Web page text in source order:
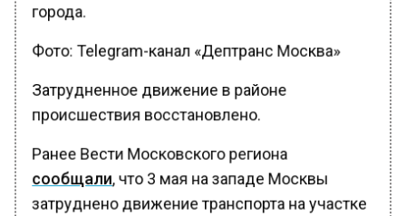
города.
Фото: Telegram-канал «Дептранс Москва»
Затрудненное движение в районе
происшествия восстановлено.
Ранее Вести Московского региона
сообщали, что 3 мая на западе Москвы
затруднено движение транспорта на участке